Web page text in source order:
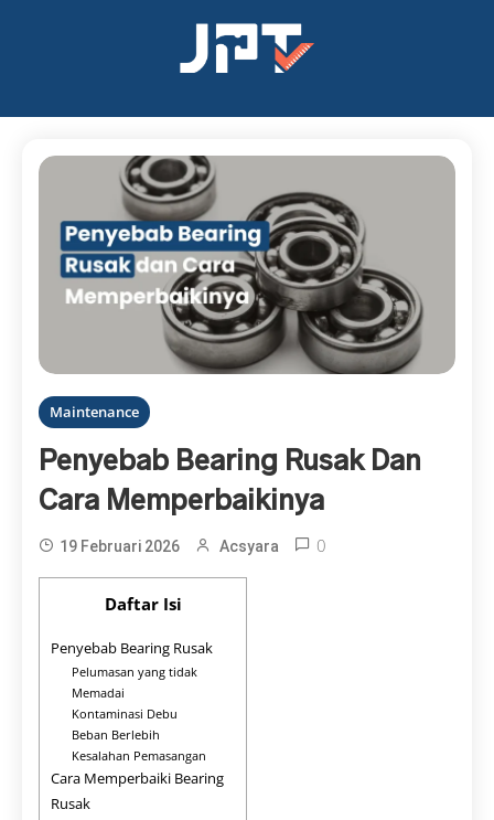
Maintenance
Penyebab Bearing Rusak Dan
Cara Memperbaikinya
19 Februari 2026 Acsyara 0
Daftar Isi
Penyebab Bearing Rusak
Pelumasan yang tidak
Memadai
Kontaminasi Debu
Beban Berlebih
Kesalahan Pemasangan
Cara Memperbaiki Bearing
Rusak